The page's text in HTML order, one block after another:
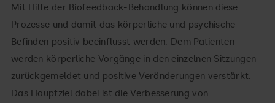
Mit Hilfe der Biofeedback-Behandlung können diese
Prozesse und damit das körperliche und psychische
Befinden positiv beeinflusst werden. Dem Patienten
werden körperliche Vorgänge in den einzelnen Sitzungen
zurückgemeldet und positive Veränderungen verstärkt.
Das Hauptziel dabei ist die Verbesserung von